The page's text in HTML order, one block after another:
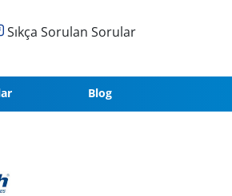
Sıkça Sorulan Sorular
Blog